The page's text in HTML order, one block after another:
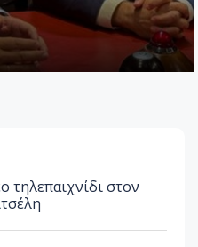
τηλεπαιχνίδι στον